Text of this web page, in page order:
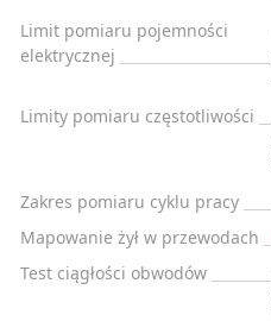
Limit pomiaru pojemności
elektrycznej
Limity pomiaru częstotliwości
Zakres pomiaru cyklu pracy
Mapowanie żył w przewodach
Test ciągłości obwodów